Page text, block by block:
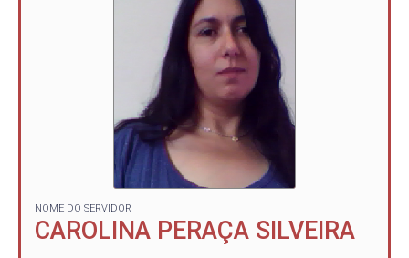
NOME DO SERVIDOR
CAROLINA PERAÇA SILVEIRA